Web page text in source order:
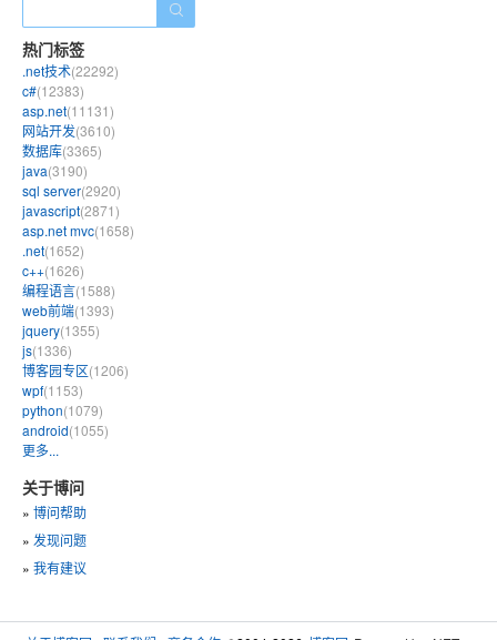
热门标签
.net技术(22292)
c#(12383)
asp.net(11131)
网站开发(3610)
数据库(3365)
java(3190)
sql server(2920)
javascript(2871)
asp.net mvc(1658)
.net(1652)
c++(1626)
编程语言(1588)
web前端(1393)
jquery(1355)
js(1336)
博客园专区(1206)
wpf(1153)
python(1079)
android(1055)
更多...
关于博问
» 博问帮助
» 发现问题
» 我有建议